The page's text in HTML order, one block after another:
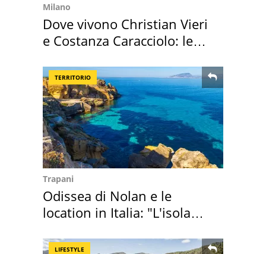
Milano
Dove vivono Christian Vieri
e Costanza Caracciolo: le
TERRITORIO
Trapani
Odissea di Nolan e le
location in Italia: "L'isola
LIFESTYLE